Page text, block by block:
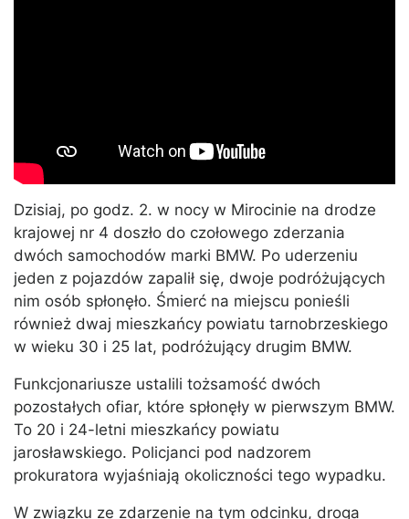
Dzisiaj, po godz. 2. w nocy w Mirocinie na drodze
krajowej nr 4 doszło do czołowego zderzania
dwóch samochodów marki BMW. Po uderzeniu
jeden z pojazdów zapalił się, dwoje podróżujących
nim osób spłonęło. Śmierć na miejscu ponieśli
również dwaj mieszkańcy powiatu tarnobrzeskiego
w wieku 30 i 25 lat, podróżujący drugim BMW.
Funkcjonariusze ustalili tożsamość dwóch
pozostałych ofiar, które spłonęły w pierwszym BMW.
To 20 i 24-letni mieszkańcy powiatu
jarosławskiego. Policjanci pod nadzorem
prokuratora wyjaśniają okoliczności tego wypadku.
W związku ze zdarzenie na tym odcinku, droga